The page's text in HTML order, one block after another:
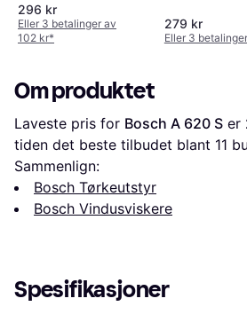
296 kr
Eller 3 betalinger av
102 kr*
279 kr
Eller 3
Om produktet
Laveste pris for Bosch A 620 S er
tiden det beste tilbudet blant 11
Sammenlign:
Bosch Tørkeutstyr
Bosch Vindusviskere
Spesifikasjoner